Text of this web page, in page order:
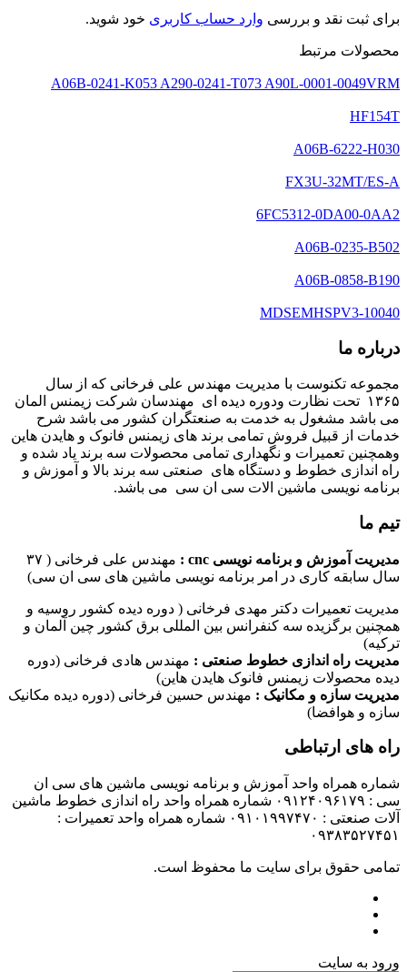
برای ثبت نقد و بررسی وارد حساب کاربری خود شوید.
محصولات مرتبط
A06B-0241-K053 A290-0241-T073 A90L-0001-0049VRM
HF154T
A06B-6222-H030
FX3U-32MT/ES-A
6FC5312-0DA00-0AA2
A06B-0235-B502
A06B-0858-B190
MDSEMHSPV3-10040
درباره ما
مجموعه تکنوست با مدیریت مهندس علی فرخانی که از سال
۱۳۶۵ تحت نظارت ودوره دیده ای مهندسان شرکت زیمنس المان
می باشد مشغول به خدمت به صنعتگران کشور می باشد شرح
خدمات از قبیل فروش تمامی برند های زیمنس فانوک و هایدن هاین
وهمچنین تعمیرات و نگهداری تمامی محصولات سه برند یاد شده و
راه اندازی خطوط و دستگاه های صنعتی سه برند بالا و آموزش و
برنامه نویسی ماشین الات سی ان سی می باشد.
تیم ما
مدیریت آموزش و برنامه نویسی cnc :
مهندس علی فرخانی ( ۳۷
سال سابقه کاری در امر برنامه نویسی ماشین های سی ان سی)
مدیریت تعمیرات دکتر مهدی فرخانی ( دوره دیده کشور روسیه و
همچنین برگزیده سه کنفرانس بین المللی برق کشور چین آلمان و
ترکیه)
مدیریت راه اندازی خطوط صنعتی : مهندس هادی فرخانی (دوره
دیده محصولات زیمنس فانوک هایدن هاین)
مدیریت سازه و مکانیک : مهندس حسین فرخانی (دوره دیده مکانیک
سازه و هوافضا)
راه های ارتباطی
شماره همراه واحد آموزش و برنامه نویسی ماشین های سی ان
سی : ۰۹۱۲۴۰۹۶۱۷۹ شماره همراه واحد راه اندازی خطوط ماشین
آلات صنعتی : ۰۹۱۰۱۹۹۷۴۷۰ شماره همراه واحد تعمیرات :
۰۹۳۸۳۵۲۷۴۵۱
تمامی حقوق برای سایت ما محفوظ است.
ورود به سایت